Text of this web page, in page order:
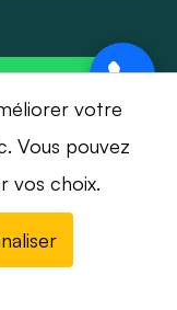
- Tous droits
votre
Vous pouvez
vos choix.